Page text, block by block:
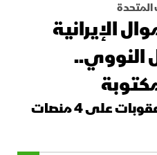
المتحدة
الإيرانية
النووي..
الخزانة الأميركية تفرض عقوبات على ⁠4 منصات